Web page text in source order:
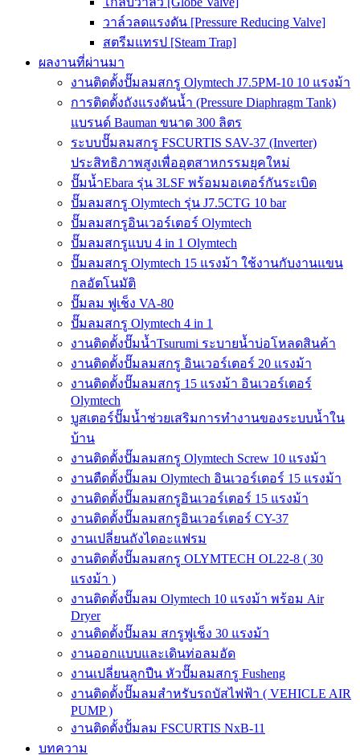
วาล์วลดแรงดัน [Pressure Reducing Valve]
สตรีมแทรป [Steam Trap]
ผลงานที่ผ่านมา
งานติดตั้งปั๊มลมสกรู Olymtech J7.5PM-10 10 แรงม้า
การติดตั้งถังแรงดันน้ำ (Pressure Diaphragm Tank)
แบรนด์ Bauman ขนาด 300 ลิตร
ระบบปั๊มลมสกรู FSCURTIS SAV-37 (Inverter)
ประสิทธิภาพสูงเพื่ออุตสาหกรรมยุคใหม่
ปั๊มน้ำEbara รุ่น 3LSF พร้อมมอเตอร์กันระเบิด
ปั๊มลมสกรู Olymtech รุ่น J7.5CTG 10 bar
ปั๊มลมสกรูอินเวอร์เตอร์ Olymtech
ปั๊มลมสกรูแบบ 4 in 1 Olymtech
ปั๊มลมสกรู Olymtech 15 แรงม้า ใช้งานกับงานแขน
กลอัตโนมัติ
ปั๊มลม ฟูเช็ง VA-80
ปั๊มลมสกรู Olymtech 4 in 1
งานติดตั้งปั๊มน้ำTsurumi ระบายน้ำบ่อโหลดสินค้า
งานติดตั้งปั๊มลมสกรู อินเวอร์เตอร์ 20 แรงม้า
งานติดตั้งปั๊มลมสกรู 15 แรงม้า อินเวอร์เตอร์
Olymtech
บูสเตอร์ปั๊มน้ำช่วยเสริมการทำงานของระบบน้ำใน
บ้าน
งานติดตั้งปั๊มลมสกรู Olymtech Screw 10 แรงม้า
งานตืดตั้งปั๊มลม Olymtech อินเวอร์เตอร์ 15 แรงม้า
งานติดตั้งปั๊มลมสกรูอินเวอร์เตอร์ 15 แรงม้า
งานติดตั้งปั๊มลมสกรูอินเวอร์เตอร์ CY-37
งานเปลี่ยนถังไดอะแฟรม
งานติดตั้งปั๊มลมสกรู OLYMTECH OL22-8 ( 30
แรงม้า )
งานติดตั้งปั๊มลม Olymtech 10 แรงม้า พร้อม Air
Dryer
งานติดตั้งปั๊มลม สกรูฟูเช็ง 30 แรงม้า
งานออกแบบและเดินท่อลมอัด
งานเปลี่ยนลูกปืน หัวปั๊มลมสกรู Fusheng
งานติดตั้งปั๊มลมสำหรับรถบัสไฟฟ้า ( VEHICLE AIR
PUMP )
งานติดตั้งปั้มลม FSCURTIS NxB-11
บทความ